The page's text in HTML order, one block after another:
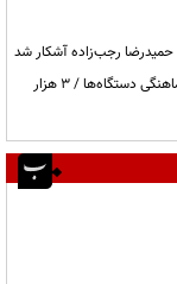
حمیدرضا رجب‌زاده آشکار شد
ریمـدان؛ مرزی گرفتار در صف، کمبود زیرساخت و ضعف هماهنگی دستگاه‌ها / ۳ هزار